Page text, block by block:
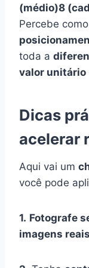
(médio)8
Percebe
toda a
valor unitário
Dicas
acelerar
Aqui vai um
você pode
1. Fotografe
imagens